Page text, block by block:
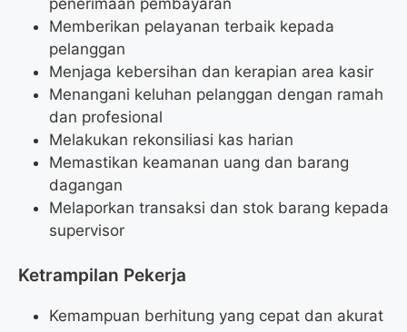
Memberikan pelayanan terbaik kepada
pelanggan
Menjaga kebersihan dan kerapian area kasir
Menangani keluhan pelanggan dengan ramah
dan profesional
Melakukan rekonsiliasi kas harian
Memastikan keamanan uang dan barang
dagangan
Melaporkan transaksi dan stok barang kepada
supervisor
Ketrampilan Pekerja
Kemampuan berhitung yang cepat dan akurat